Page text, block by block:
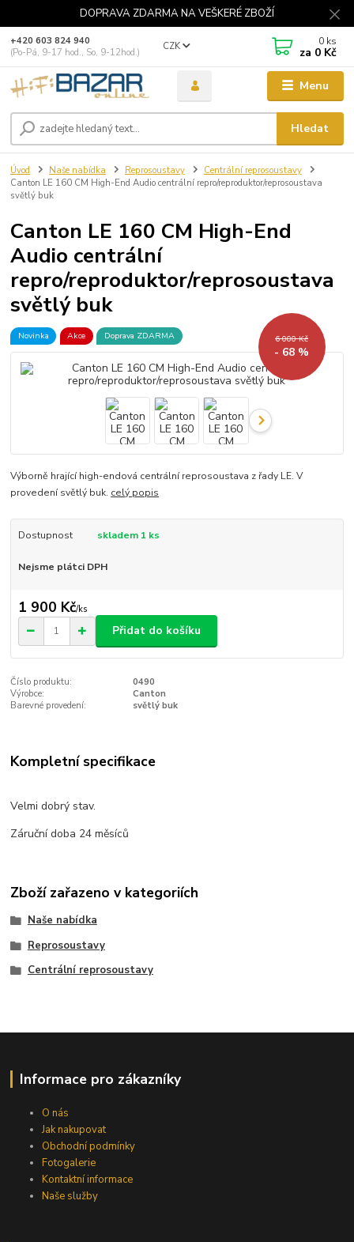
DOPRAVA ZDARMA NA VEŠKERÉ ZBOŽÍ
Menu
CZK
Hledat
+420 603 824 940
(Po-Pá, 9-17 hod., So, 9-12hod.)
0 ks
za 0 Kč
Úvod Naše nabídka Reprosoustavy
Centrální reprosoustavy
Canton LE 160 CM High-End Audio centrální repro/reproduktor/reprosoustava
světlý buk
Canton LE 160 CM High-End
Audio centrální
repro/reproduktor/reprosoustava
světlý buk
Novinka Akce Doprava ZDARMA 6 000 Kč
- 68 %
Výborně hrající high-endová centrální reprosoustava z řady LE. V
provedení světlý buk. celý popis
Dostupnost skladem 1 ks
Nejsme plátci DPH
1 900 Kč/ks
Přidat do košíku
Číslo produktu:
0490
Výrobce:
Canton
Barevné provedení:
světlý buk
Kompletní specifikace
Velmi dobrý stav.
Záruční doba 24 měsíců
Zboží zařazeno v kategoriích
Naše nabídka
Reprosoustavy
Centrální reprosoustavy
Informace pro zákazníky
O nás
Jak nakupovat
Obchodní podmínky
Fotogalerie
Kontaktní informace
Naše služby